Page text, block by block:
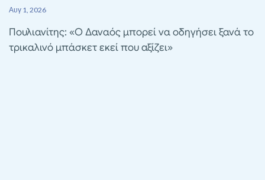
Αυγ 1, 2026
Πουλιανίτης: «Ο Δαναός μπορεί να οδηγήσει ξανά το
τρικαλινό μπάσκετ εκεί που αξίζει»